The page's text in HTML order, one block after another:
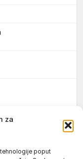
za
poput
radnica